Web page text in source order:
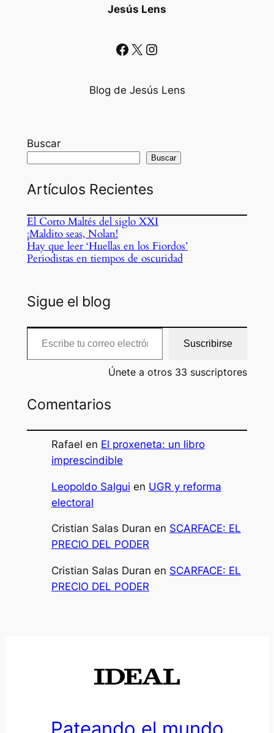
Jesús Lens
Facebook X Instagram
Blog de Jesús Lens
Buscar
Buscar
Artículos Recientes
El Corto Maltés del siglo XXI
¡Maldito seas, Nolan!
Hay que leer ‘Huellas en los Fiordos’
Periodistas en tiempos de oscuridad
Sigue el blog
Escribe tu correo electrónico…
Suscribirse
Únete a otros 33 suscriptores
Comentarios
Rafael en El proxeneta: un libro
imprescindible
Leopoldo Salgui en UGR y reforma
electoral
Cristian Salas Duran en SCARFACE: EL
PRECIO DEL PODER
Cristian Salas Duran en SCARFACE: EL
PRECIO DEL PODER
Pateando el mundo